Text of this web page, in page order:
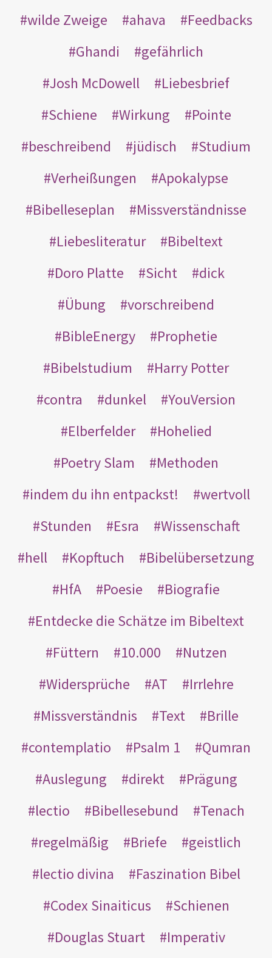
wilde Zweige ahava
Feedbacks
Ghandi
gefährlich
Josh McDowell
Liebesbrief
Schiene
Wirkung
Pointe
beschreibend
jüdisch
Studium
Verheißungen
Apokalypse
Bibelleseplan
Missverständnisse
Liebesliteratur
Bibeltext
Doro Platte
Sicht
dick
Übung
vorschreibend
BibleEnergy
Prophetie
Bibelstudium
Harry Potter
contra
dunkel
YouVersion
Elberfelder
Hohelied
Poetry Slam
Methoden
indem du ihn entpackst!
wertvoll
Stunden
Esra
Wissenschaft
hell
Kopftuch
Bibelübersetzung
HfA
Poesie
Biografie
Entdecke die Schätze im Bibeltext
Füttern
10.000
Nutzen
Widersprüche
AT
Irrlehre
Missverständnis
Text
Brille
contemplatio
Psalm 1
Qumran
Auslegung
direkt
Prägung
lectio
Bibellesebund
Tenach
regelmäßig
Briefe
geistlich
lectio divina
Faszination Bibel
Codex Sinaiticus
Schienen
Douglas Stuart
Imperativ